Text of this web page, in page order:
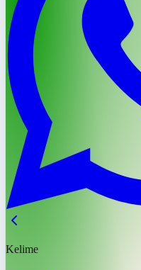
Kelime